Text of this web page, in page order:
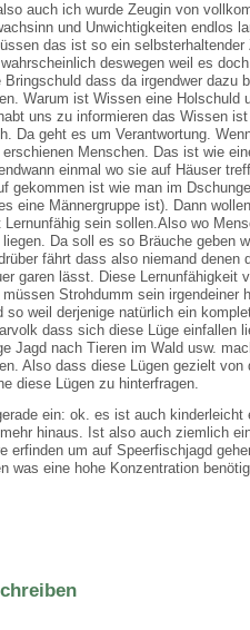
auch ich wurde Zeugin von
und Unwichtigkeiten endlos
das ist so ein
deswegen weil es
dass da irgendwer
Warum ist Wissen eine
uns zu informieren das Wissen
Da geht es um Verantwortung.
Menschen. Das ist wie
einmal wo sie auf Häuser
gekommen ist wie man im
eine Männergruppe ist). Dann
Lernunfähig sein sollen.Also wo
Da soll es so Bräuche geben
fährt dass also niemand
garen lässt. Diese
Strohdumm sein
so weil derjenige natürlich ein
dass sich diese Lüge einfallen
Jagd nach Tieren im Wald usw.
Also dass diese Lügen gezielt
diese Lügen zu hinterfragen.
ein: ok. es ist auch
hinaus. Ist also auch ziemlich
erfinden um auf Speerfischjagd
was eine hohe Konzentration